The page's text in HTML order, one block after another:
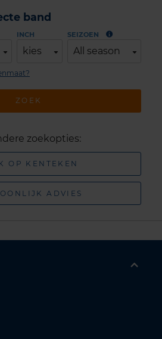
band
INCH
kies
SEIZOEN
All season
ZOEK
zoekopties:
OP KENTEKEN
ADVIES